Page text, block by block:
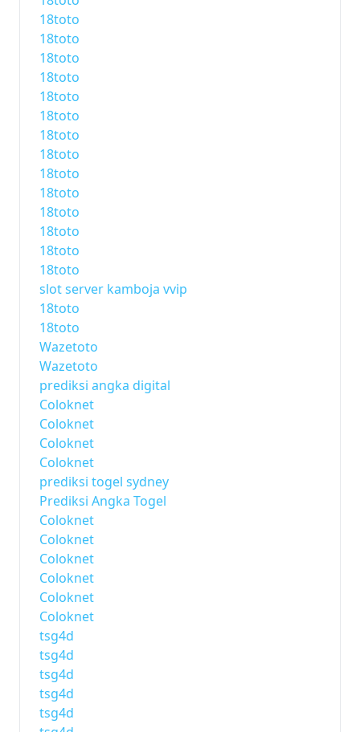
18toto
18toto
18toto
18toto
18toto
18toto
18toto
18toto
18toto
18toto
18toto
18toto
18toto
18toto
slot server kamboja vvip
18toto
18toto
Wazetoto
Wazetoto
prediksi angka digital
Coloknet
Coloknet
Coloknet
Coloknet
prediksi togel sydney
Prediksi Angka Togel
Coloknet
Coloknet
Coloknet
Coloknet
Coloknet
Coloknet
tsg4d
tsg4d
tsg4d
tsg4d
tsg4d